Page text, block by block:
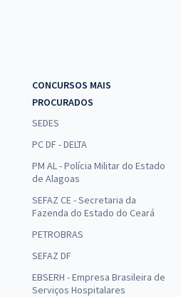
CONCURSOS MAIS
PROCURADOS
SEDES
PC DF - DELTA
PM AL - Polícia Militar do Estado
de Alagoas
SEFAZ CE - Secretaria da
Fazenda do Estado do Ceará
PETROBRAS
SEFAZ DF
EBSERH - Empresa Brasileira de
Serviços Hospitalares